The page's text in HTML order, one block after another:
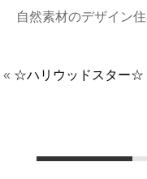
自然素材のデザイン
« ☆ハリウッドスター☆